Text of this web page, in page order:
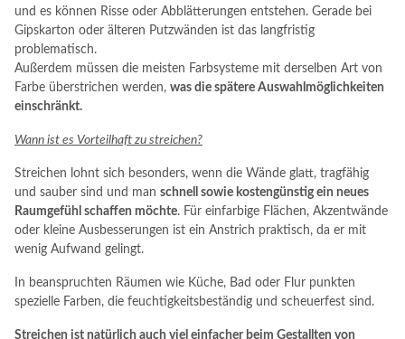
und es können Risse oder Abblätterungen entstehen. Gerade bei
Gipskarton oder älteren Putzwänden ist das langfristig
problematisch.
Außerdem müssen die meisten Farbsysteme mit derselben Art von
Farbe überstrichen werden, was die spätere Auswahlmöglichkeiten
einschränkt.
Wann ist es Vorteilhaft zu streichen?
Streichen lohnt sich besonders, wenn die Wände glatt, tragfähig
und sauber sind und man schnell sowie kostengünstig ein neues
Raumgefühl schaffen möchte. Für einfarbige Flächen, Akzentwände
oder kleine Ausbesserungen ist ein Anstrich praktisch, da er mit
wenig Aufwand gelingt.
In beanspruchten Räumen wie Küche, Bad oder Flur punkten
spezielle Farben, die feuchtigkeitsbeständig und scheuerfest sind.
Streichen ist natürlich auch viel einfacher beim Gestallten von